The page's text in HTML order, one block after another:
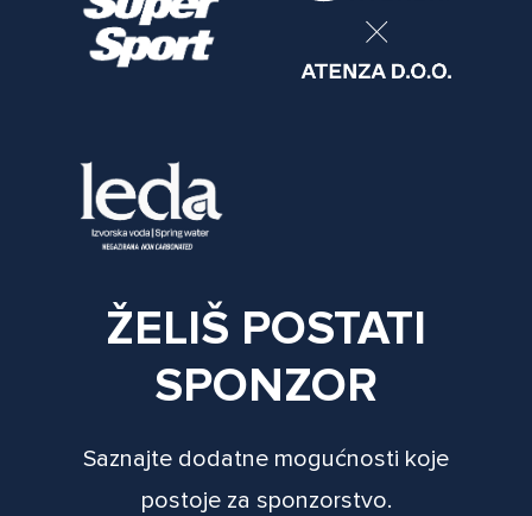
ŽELIŠ POSTATI
SPONZOR
Saznajte dodatne mogućnosti koje
postoje za sponzorstvo.